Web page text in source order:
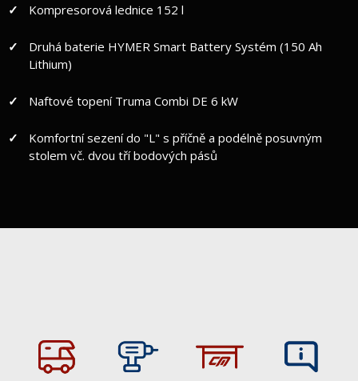
Kompresorová lednice 152 l
Druhá baterie HYMER Smart Battery Systém (150 Ah
Lithium)
Naftové topení Truma Combi DE 6 kW
Komfortní sezení do "L" s příčně a podélně posuvným
stolem vč. dvou tří bodových pásů